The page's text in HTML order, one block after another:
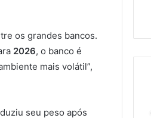
os grandes bancos.
2026, o banco é
mais volátil”,
seu peso após